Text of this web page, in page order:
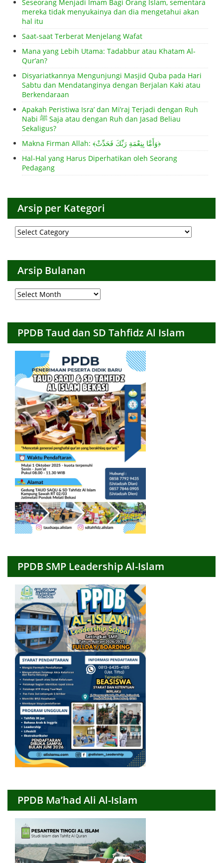
Seseorang Menjadi Imam Bagi Orang Islam, sementara
mereka tidak menyukainya dan dia mengetahui akan
hal itu
Saat-saat Terberat Menjelang Wafat
Mana yang Lebih Utama: Tadabbur atau Khatam Al-
Qur’an?
Disyariatkannya Mengunjungi Masjid Quba pada Hari
Sabtu dan Mendatanginya dengan Berjalan Kaki atau
Berkendaraan
Apakah Peristiwa Isra’ dan Mi’raj Terjadi dengan Ruh
Nabi ﷺ Saja atau dengan Ruh dan Jasad Beliau
Sekaligus?
Makna Firman Allah: ﴾وَأَمَّا بِنِعْمَةِ رَبِّكَ فَحَدِّثْ﴿
Hal-Hal yang Harus Diperhatikan oleh Seorang
Pedagang
Arsip per Kategori
Arsip
per
Arsip Bulanan
Arsip
Bulanan
PPDB Taud dan SD Tahfidz Al Islam
PPDB SMP Leadership Al-Islam
PPDB Ma’had Ali Al-Islam